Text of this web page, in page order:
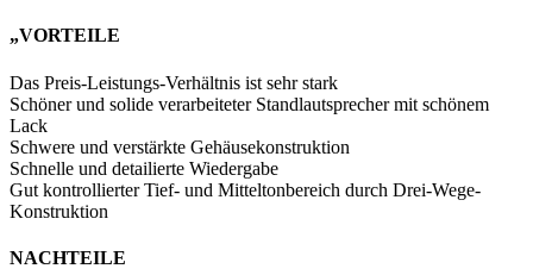
„VORTEILE
Das Preis-Leistungs-Verhältnis ist sehr stark
Schöner und solide verarbeiteter Standlautsprecher mit schönem
Lack
Schwere und verstärkte Gehäusekonstruktion
Schnelle und detailierte Wiedergabe
Gut kontrollierter Tief- und Mitteltonbereich durch Drei-Wege-
Konstruktion
NACHTEILE